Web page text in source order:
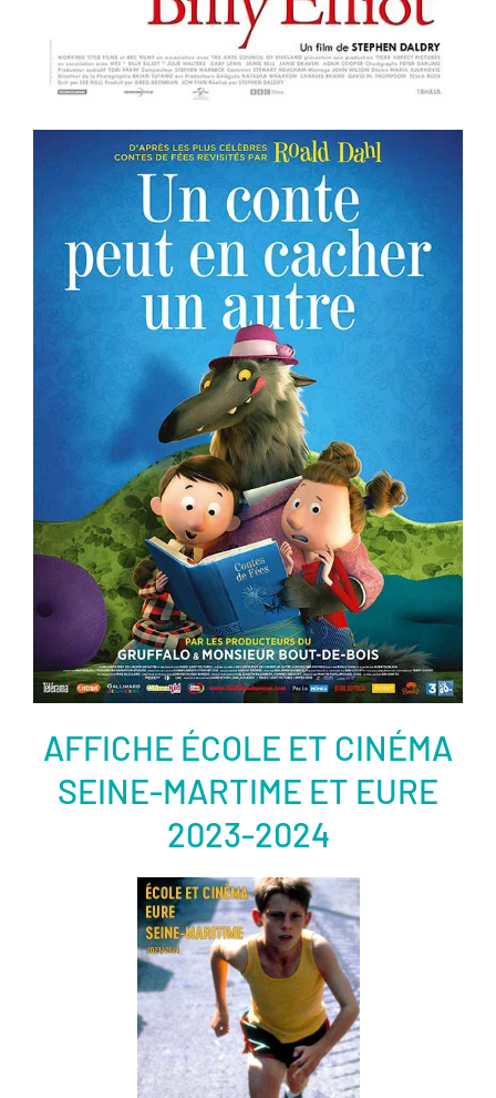
Voir la fiche film
AFFICHE ÉCOLE ET CINÉMA
SEINE-MARTIME ET EURE
2023-2024